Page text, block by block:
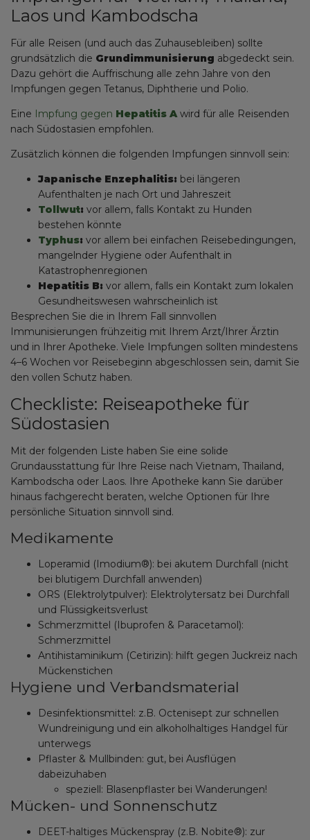
Laos und Kambodscha
Für alle Reisen (und auch das Zuhausebleiben) sollte
grundsätzlich die Grundimmunisierung abgedeckt sein.
Dazu gehört die Auffrischung alle zehn Jahre von den
Impfungen gegen Tetanus, Diphtherie und Polio.
Eine Impfung gegen Hepatitis Awird für alle Reisenden
nach Südostasien empfohlen.
Zusätzlich können die folgenden Impfungen sinnvoll sein:
Japanische Enzephalitis: bei längeren
Aufenthalten je nach Ort und Jahreszeit
Tollwut: vor allem, falls Kontakt zu Hunden
bestehen könnte
Typhus: vor allem bei einfachen Reisebedingungen,
mangelnder Hygiene oder Aufenthalt in
Katastrophenregionen
Hepatitis B: vor allem, falls ein Kontakt zum lokalen
Gesundheitswesen wahrscheinlich ist
Besprechen Sie die in Ihrem Fall sinnvollen
Immunisierungen frühzeitig mit Ihrem Arzt/Ihrer Ärztin
und in Ihrer Apotheke. Viele Impfungen sollten mindestens
4–6 Wochen vor Reisebeginn abgeschlossen sein, damit Sie
den vollen Schutz haben.
Checkliste: Reiseapotheke für
Südostasien
Mit der folgenden Liste haben Sie eine solide
Grundausstattung für Ihre Reise nach Vietnam, Thailand,
Kambodscha oder Laos. Ihre Apotheke kann Sie darüber
hinaus fachgerecht beraten, welche Optionen für Ihre
persönliche Situation sinnvoll sind.
Medikamente
Loperamid (Imodium®): bei akutem Durchfall (nicht
bei blutigem Durchfall anwenden)
ORS (Elektrolytpulver): Elektrolytersatz bei Durchfall
und Flüssigkeitsverlust
Schmerzmittel (Ibuprofen & Paracetamol):
Schmerzmittel
Antihistaminikum (Cetirizin): hilft gegen Juckreiz nach
Mückenstichen
Hygiene und Verbandsmaterial
Desinfektionsmittel: z.B. Octenisept zur schnellen
Wundreinigung und ein alkoholhaltiges Handgel für
unterwegs
Pflaster & Mullbinden: gut, bei Ausflügen
dabeizuhaben
speziell: Blasenpflaster bei Wanderungen!
Mücken- und Sonnenschutz
DEET-haltiges Mückenspray (z.B. Nobite®): zur